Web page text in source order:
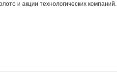
и акции технологических компаний.